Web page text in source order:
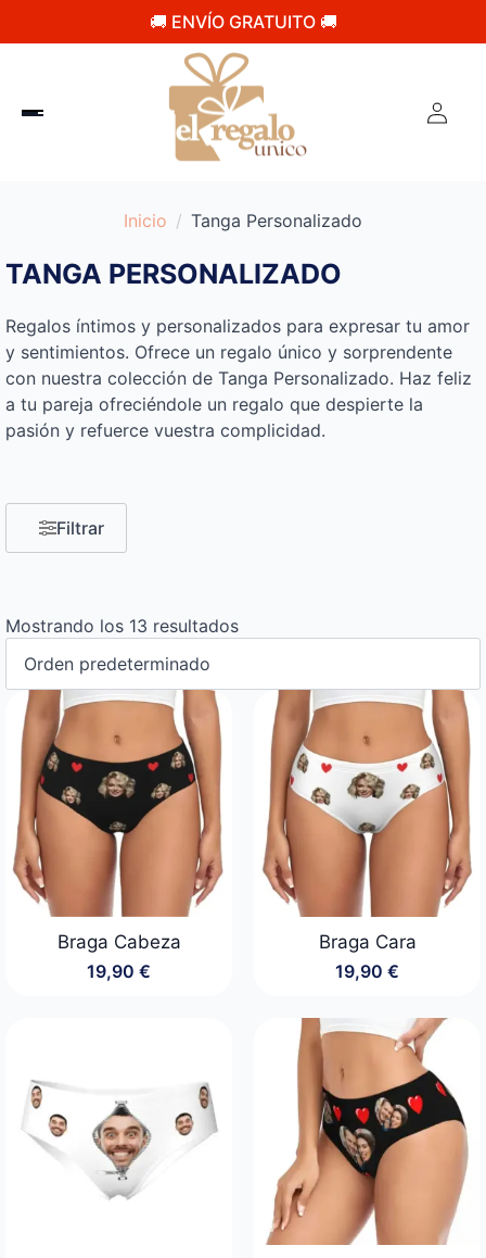
🚚 ENVÍO GRATUITO 🚚
Inicio Tanga Personalizado
TANGA PERSONALIZADO
Regalos íntimos y personalizados para expresar tu amor
y sentimientos. Ofrece un regalo único y sorprendente
con nuestra colección de Tanga Personalizado. Haz feliz
a tu pareja ofreciéndole un regalo que despierte la
pasión y refuerce vuestra complicidad.
Filtrar
Mostrando los 13 resultados
Braga Cabeza
19,90 €
Braga Cara
19,90 €